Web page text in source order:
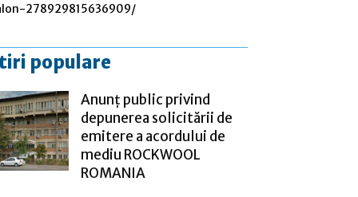
278929815636909/
populare
Anunț public privind
depunerea solicitării de
emitere a acordului de
mediu ROCKWOOL
ROMANIA